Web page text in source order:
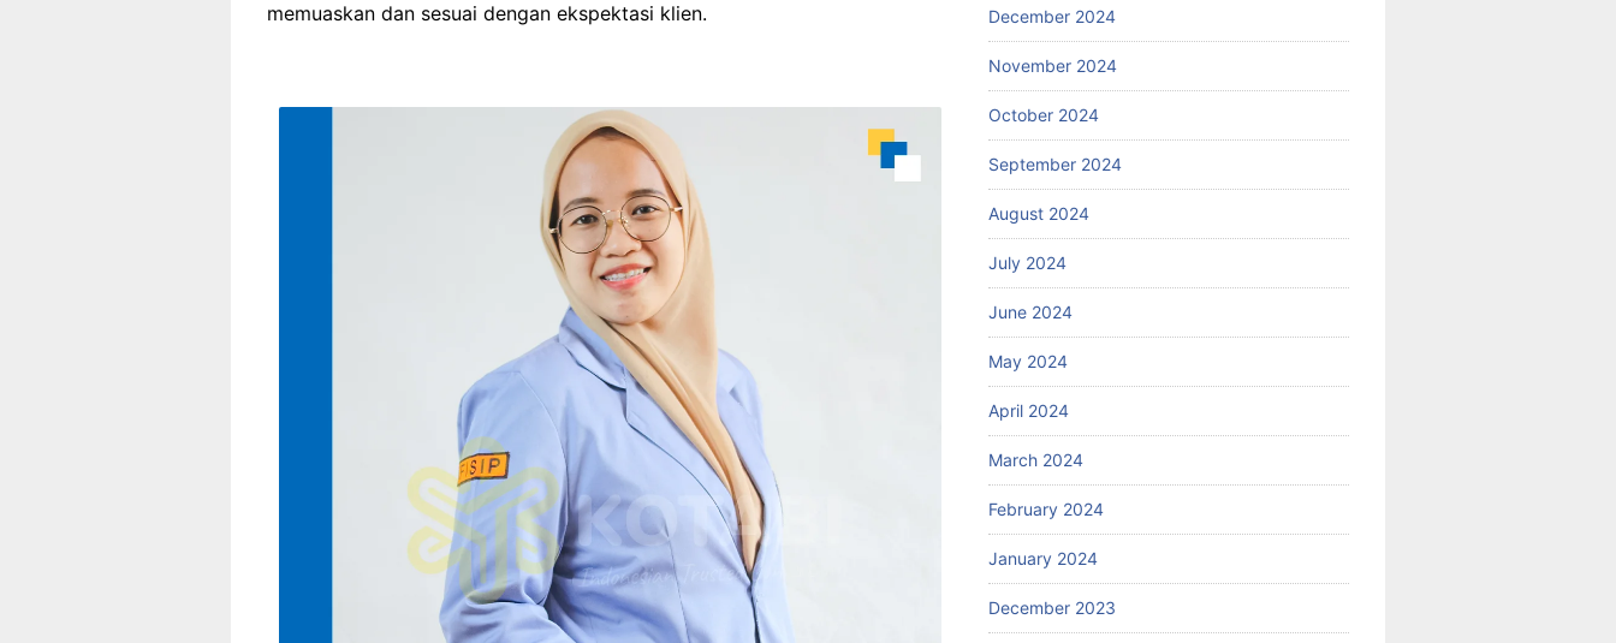
memuaskan dan sesuai dengan ekspektasi klien.
December 2024
November 2024
October 2024
September 2024
August 2024
July 2024
June 2024
May 2024
April 2024
March 2024
February 2024
January 2024
December 2023